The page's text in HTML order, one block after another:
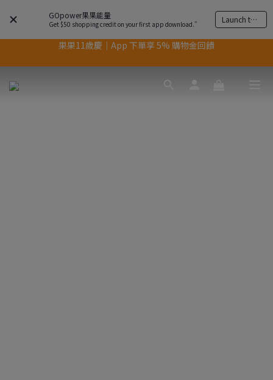
GOpower果果能量
Get $50 shopping credit on your first app download.” Launch the app
果果11歲慶｜App 下單享 5% 購物金回饋
果果11歲慶｜App 下單享 5% 購物金回饋
結帳輸入優惠代碼【gopower】享全單95折優惠！